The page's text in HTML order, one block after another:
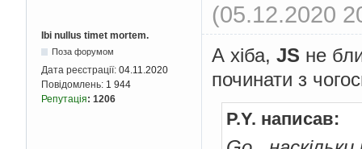
(05.12.2020
Ibi nullus timet mortem.
Поза форумом
Дата реєстрації: 04.11.2020
Повідомлень: 1 944
Репутація: 1206
А хіба, JS не
починати з
P.Y. написав: